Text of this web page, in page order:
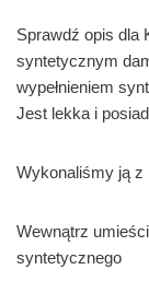
Sprawdź opis dla
syntetycznym
wypełnieniem
Jest lekka i
Wykonaliśmy ją z
Wewnątrz
syntetycznego